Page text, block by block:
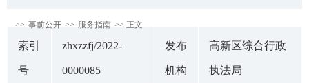
>> 事前公开 >> 服务指南 >> 正文
索引
号
zhxzzfj/2022-
0000085
发布
机构
高新区综合行政
执法局